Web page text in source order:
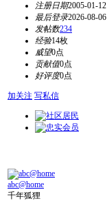
注册日期2005-01-12
最后登录2026-08-06
发帖数234
经验14枚
威望0点
贡献值0点
好评度0点
加关注 写私信
abc@home
千年狐狸